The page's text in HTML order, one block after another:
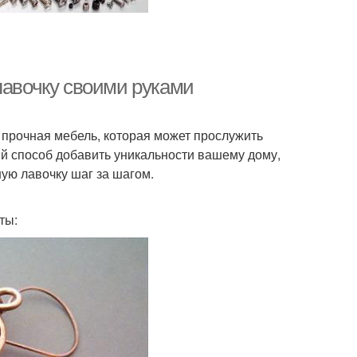
своими руками
мебель, которая может прослужить
способ добавить уникальности вашему дому,
лавочку шаг за шагом.